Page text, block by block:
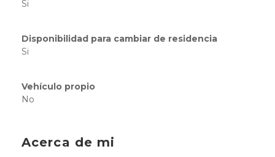
Si
Disponibilidad para cambiar de residencia
Si
Vehículo propio
No
Acerca de mi